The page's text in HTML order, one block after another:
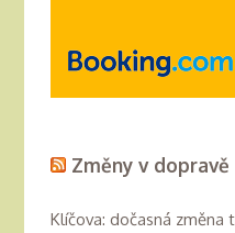
Změny v dopravě
Klíčova: dočasná změna